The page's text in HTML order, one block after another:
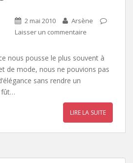
2 mai 2010
Arsène
Laisser un commentaire
nous pousse le plus souvent à
de mode, nous ne pouvions pas
sans rendre un
fût…
LIRE LA SUITE